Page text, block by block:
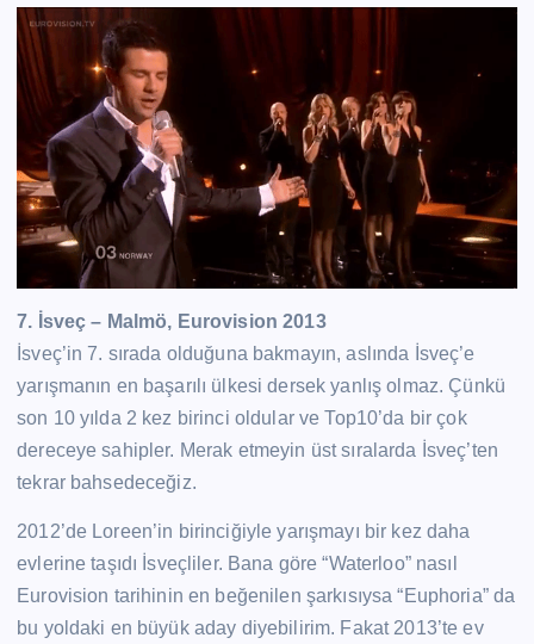
7. İsveç – Malmö, Eurovision 2013
İsveç’in 7. sırada olduğuna bakmayın, aslında İsveç’e
yarışmanın en başarılı ülkesi dersek yanlış olmaz. Çünkü
son 10 yılda 2 kez birinci oldular ve Top10’da bir çok
dereceye sahipler. Merak etmeyin üst sıralarda İsveç’ten
tekrar bahsedeceğiz.
2012’de Loreen’in birinciğiyle yarışmayı bir kez daha
evlerine taşıdı İsveçliler. Bana göre “Waterloo” nasıl
Eurovision tarihinin en beğenilen şarkısıysa “Euphoria” da
bu yoldaki en büyük aday diyebilirim. Fakat 2013’te ev